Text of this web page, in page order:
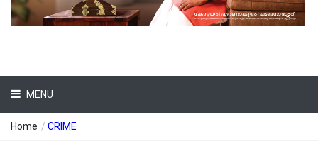
MENU
Home / CRIME